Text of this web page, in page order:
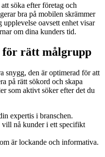
söka efter företag och
bra på mobilen skrämmer
oavsett enhet visar
om dina kunders tid.
för rätt målgrupp
snygg, den är optimerad för att
på rätt sökord och skapa
som aktivt söker efter det du
expertis i branschen.
nå kunder i ett specifikt
är lockande och informativa.